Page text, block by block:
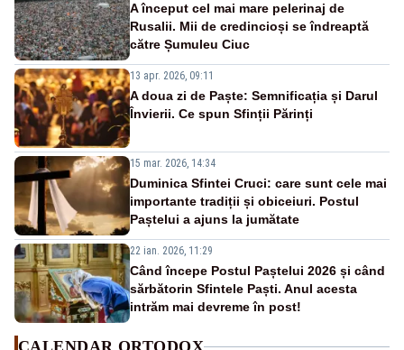
A început cel mai mare pelerinaj de
Rusalii. Mii de credincioși se îndreaptă
către Șumuleu Ciuc
13 apr. 2026, 09:11
A doua zi de Paște: Semnificația și Darul
Învierii. Ce spun Sfinții Părinți
15 mar. 2026, 14:34
Duminica Sfintei Cruci: care sunt cele mai
importante tradiții și obiceiuri. Postul
Paștelui a ajuns la jumătate
22 ian. 2026, 11:29
Când începe Postul Paștelui 2026 și când
sărbătorin Sfintele Paști. Anul acesta
intrăm mai devreme în post!